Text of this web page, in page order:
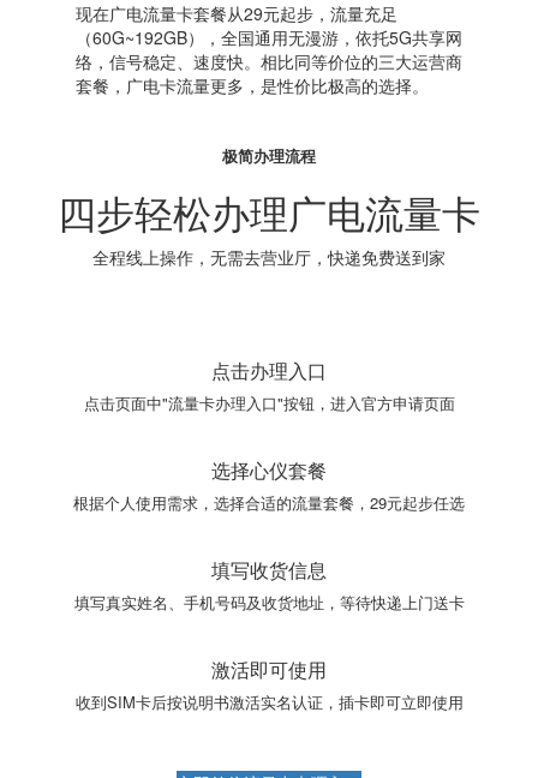
现在广电流量卡套餐从29元起步，流量充足
（60G~192GB），全国通用无漫游，依托5G共享网
络，信号稳定、速度快。相比同等价位的三大运营商
套餐，广电卡流量更多，是性价比极高的选择。
极简办理流程
四步轻松办理广电流量卡
全程线上操作，无需去营业厅，快递免费送到家
点击办理入口
点击页面中"流量卡办理入口"按钮，进入官方申请页面
选择心仪套餐
根据个人使用需求，选择合适的流量套餐，29元起步任选
填写收货信息
填写真实姓名、手机号码及收货地址，等待快递上门送卡
激活即可使用
收到SIM卡后按说明书激活实名认证，插卡即可立即使用